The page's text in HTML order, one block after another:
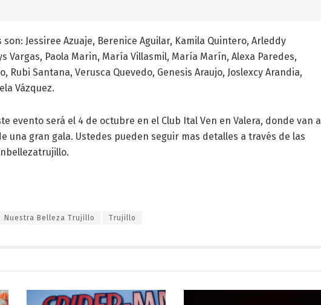
Jessiree Azuaje, Berenice Aguilar, Kamila Quintero, Arleddy
Vargas, Paola Marin, María Villasmil, María Marín, Alexa Paredes,
Rubi Santana, Verusca Quevedo, Genesis Araujo, Joslexcy Arandia,
Vázquez.
evento será el 4 de octubre en el Club Ital Ven en Valera, donde van a
una gran gala. Ustedes pueden seguir mas detalles a través de las
Nuestra Belleza Trujillo Trujillo